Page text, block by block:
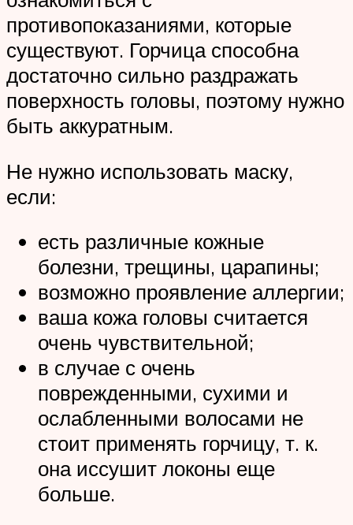
противопоказаниями, которые
существуют. Горчица способна
достаточно сильно раздражать
поверхность головы, поэтому нужно
быть аккуратным.
Не нужно использовать маску,
если:
есть различные кожные
болезни, трещины, царапины;
возможно проявление аллергии;
ваша кожа головы считается
очень чувствительной;
в случае с очень
поврежденными, сухими и
ослабленными волосами не
стоит применять горчицу, т. к.
она иссушит локоны еще
больше.